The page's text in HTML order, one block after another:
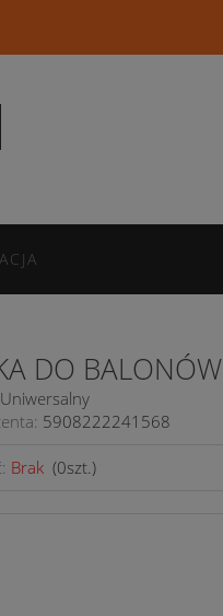
DO BALONÓW
Uniwersalny
5908222241568
Brak (0szt.)